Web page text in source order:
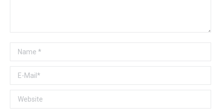
Name *
E-Mail *
Website